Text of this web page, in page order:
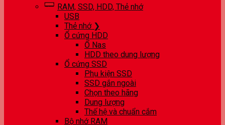
RAM, SSD, HDD, Thẻ nhớ
USB
Thẻ nhớ ❯
Ổ cứng HDD
Ổ Nas
HDD theo dung lượng
Ổ cứng SSD
Phụ kiện SSD
SSD gắn ngoài
Chọn theo hãng
Dung lượng
Thế hệ và chuẩn cắm
Bộ nhớ RAM